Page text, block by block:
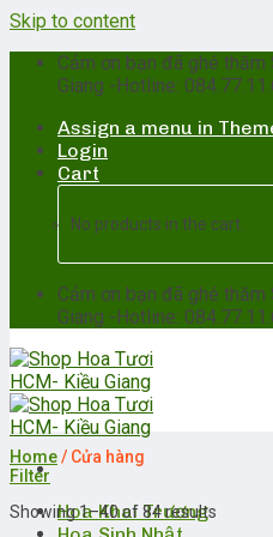
Skip to content
Cảm ơn bạn đã ghé
Giang -Hotline:
Assign a menu in
Login
Cart
No products in the cart.
Cảm ơn bạn đã ghé
Giang -Hotline:
Hoa Khai Trương
Home/ Cửa hàng
Filter
Showing 1–40 of 84 results